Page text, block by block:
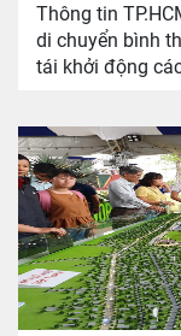
Thông tin
di chuyển bình
tái khởi động